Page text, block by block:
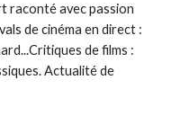
raconté avec passion
de cinéma en direct :
de films :
Actualité de